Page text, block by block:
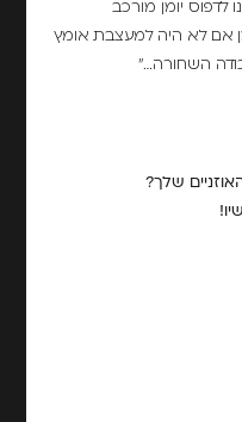
לדפוס יומן מורכב
אם לא היה למעצבת אומץ
השחורה…"
שלך?